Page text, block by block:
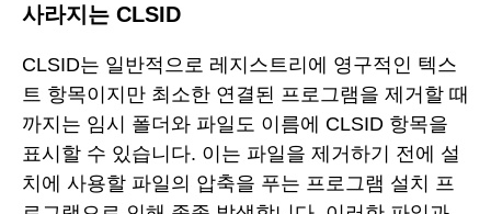
사라지는 CLSID
CLSID는 일반적으로 레지스트리에 영구적인 텍스
트 항목이지만 최소한 연결된 프로그램을 제거할 때
까지는 임시 폴더와 파일도 이름에 CLSID 항목을
표시할 수 있습니다. 이는 파일을 제거하기 전에 설
치에 사용할 파일의 압축을 푸는 프로그램 설치 프